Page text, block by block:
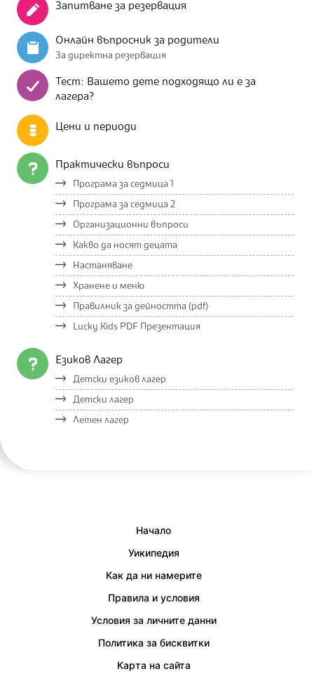
Запитване за резервация
Онлайн въпросник за родители
За директна резервация
Тест: Вашето дете подходящо ли е за
лагера?
Цени и периоди
Практически въпроси
Програма за седмица 1
Програма за седмица 2
Организационни въпроси
Какво да носят децата
Настаняване
Хранене и меню
Правилник за дейността (pdf)
Lucky Kids PDF Презентация
Езиков Лагер
Детски езиков лагер
Детски лагер
Летен лагер
Начало
Уикипедия
Как да ни намерите
Правила и условия
Условия за личните данни
Политика за бисквитки
Карта на сайта